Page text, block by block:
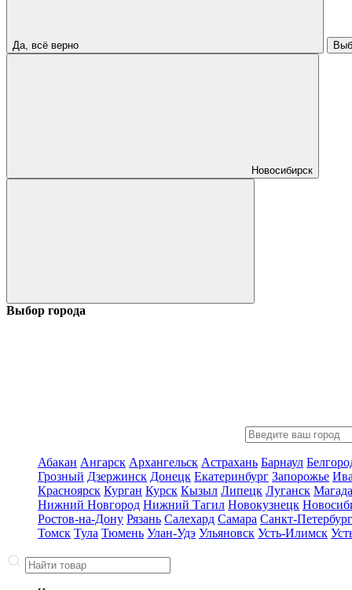
Да, всё верно
Новосибирск
Выбор города
Абакан Ангарск Архангельск Астрахань Барнаул
Грозный Дзержинск Донецк Екатеринбург Запорожье
Красноярск Курган Курск Кызыл Липецк Луганск
Нижний Новгород Нижний Тагил Новокузнецк
Ростов-на-Дону Рязань Салехард Самара Санкт-Петербург
Томск Тула Тюмень Улан-Удэ Ульяновск Усть-Илимск